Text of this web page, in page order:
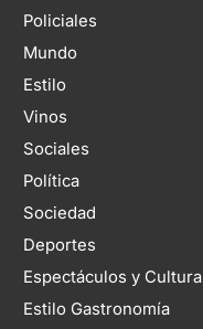
Policiales
Mundo
Estilo
Vinos
Sociales
Política
Sociedad
Deportes
Espectáculos y Cultura
Estilo Gastronomía